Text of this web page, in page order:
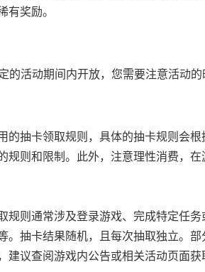
奖励。
的活动期间内开放，您需要注意活动
的抽卡领取规则，具体的抽卡规则会
规则和限制。此外，注意理性消费，在
规则通常涉及登录游戏、完成特定任
。抽卡结果随机，且每次抽取独立。
议查阅游戏内公告或相关活动页面获